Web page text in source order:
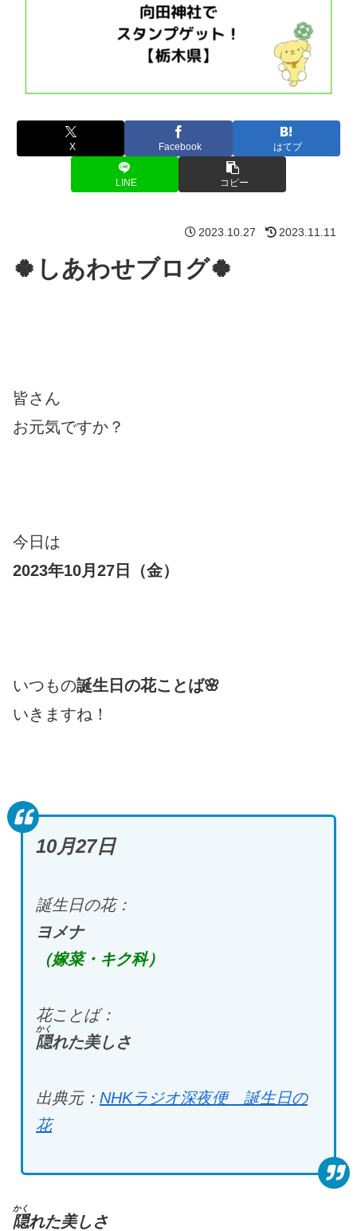
X Facebook はてブ
LINE コピー
2023.10.27 2023.11.11
🍀しあわせブログ🍀
皆さん
お元気ですか？
今日は
2023年10月27日（金）
いつもの誕生日の花ことば🌸
いきますね！
10月27日
誕生日の花：
ヨメナ
（嫁菜・キク科）
花ことば：
隠
かく
れた美しさ
出典元： NHKラジオ深夜便 誕生日の
花
隠
かく
れた美しさ